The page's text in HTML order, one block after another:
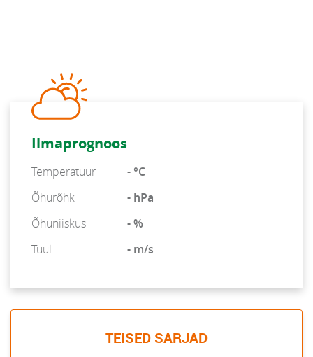
Ilmaprognoos
Temperatuur
- °C
Õhurõhk
- hPa
Õhuniiskus
- %
Tuul
- m/s
TEISED SARJAD